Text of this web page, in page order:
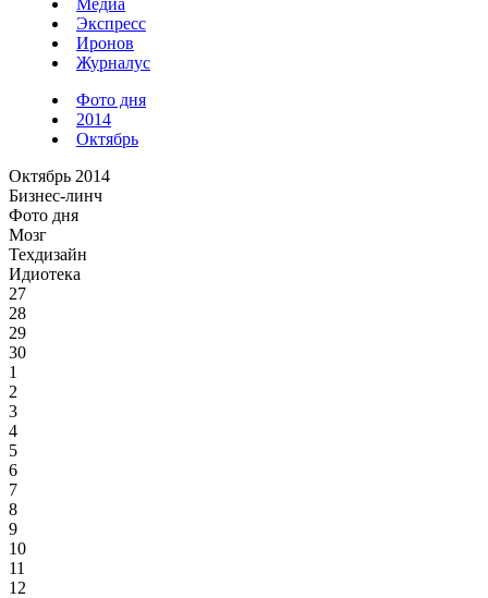
Медиа
Экспресс
Иронов
Журналус
Фото дня
2014
Октябрь
Октябрь 2014
Бизнес-линч
Фото дня
Мозг
Техдизайн
Идиотека
27
28
29
30
1
2
3
4
5
6
7
8
9
10
11
12